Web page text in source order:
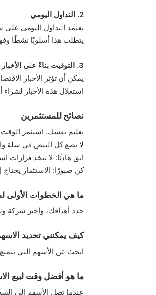
2. التداول اليومي
يعتمد التداول اليومي على
يتطلب هذا أسلوبًا نشطًا
3. التوقيت بناءً على الأخبار
يمكن أن تؤثر الأخبار
استغلال هذه الأخبار
نصائح للمستثمرين
تعليم نفسك: استثمر الوقت
لا تضع كل البيض في سلة
ابقَ هادئًا: لا تتخذ قرارات
كن صبورًا: الاستثمار يحتاج
ما هي الخطوات الأولى
حدد أهدافك، واختر شركة
كيف يمكنني تحديد
ابحث عن الأسهم التي
ما هو أفضل وقت لبيع
عندما تصل الأسهم إلى